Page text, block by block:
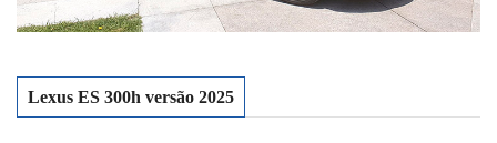
Lexus ES 300h versão 2025